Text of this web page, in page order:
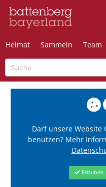
Heimat Sammeln Team
Darf unsere Website
benutzen? Mehr
Erlauben